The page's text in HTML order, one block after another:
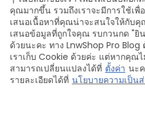
ยืนยันสิทธิ์ เพื่อเข้าจัดการระบบ (
Read More
Copyright © 2024
คุณมากขึ้น รวมถึงเราจะมีการใช้เพื่
เสนอเนื้อหาที่คุณน่าจะสนใจให้กับ
เสนอข้อมูลที่ถูกใจคุณ รบกวนกด "ยิ
ด้วยนะคะ ทาง LnwShop Pro
เราเก็บ Cookie ด้วยค่ะ แต่หากคุณ
สามารถเปลี่ยนแปลงได้ที่ ตั้งค่า นะ
รายละเอียดได้ที่ นโยบายความเป็น